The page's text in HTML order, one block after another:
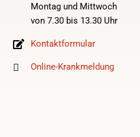
Montag und Mittwoch
von 7.30 bis 13.30 Uhr
Kontaktformular
Online-Krankmeldung